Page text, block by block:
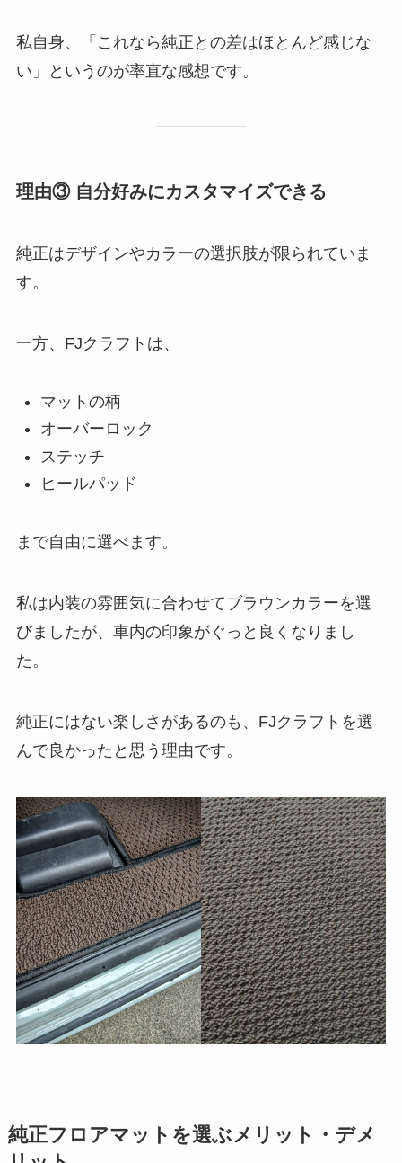
私自身、「これなら純正との差はほとんど感じな
い」というのが率直な感想です。
理由③ 自分好みにカスタマイズできる
純正はデザインやカラーの選択肢が限られていま
す。
一方、FJクラフトは、
マットの柄
オーバーロック
ステッチ
ヒールパッド
まで自由に選べます。
私は内装の雰囲気に合わせてブラウンカラーを選
びましたが、車内の印象がぐっと良くなりまし
た。
純正にはない楽しさがあるのも、FJクラフトを選
んで良かったと思う理由です。
純正フロアマットを選ぶメリット・デメ